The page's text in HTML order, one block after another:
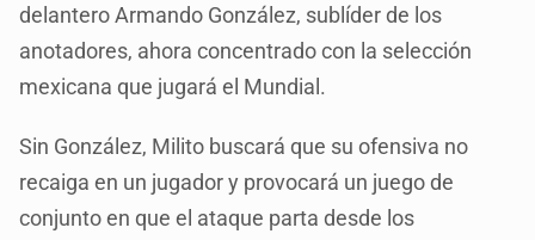
delantero Armando González, sublíder de los
anotadores, ahora concentrado con la selección
mexicana que jugará el Mundial.
Sin González, Milito buscará que su ofensiva no
recaiga en un jugador y provocará un juego de
conjunto en que el ataque parta desde los